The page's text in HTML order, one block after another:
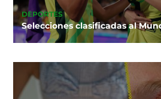
DEPORTES
Selecciones clasificadas al